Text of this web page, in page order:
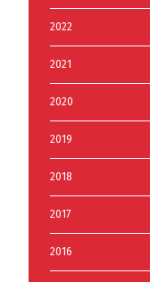
2022
2021
2020
2019
2018
2017
2016